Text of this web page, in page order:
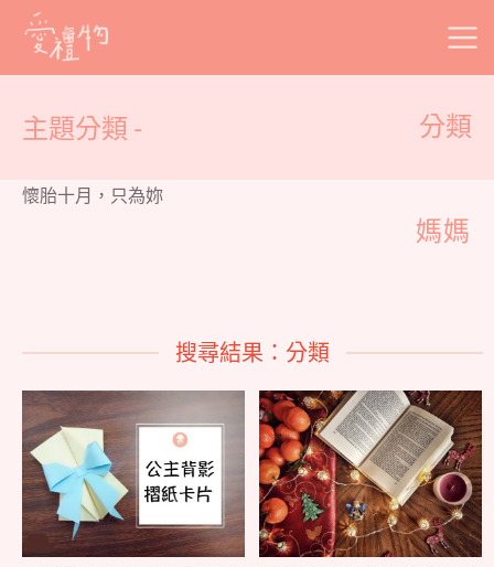
Skip
主題分類 - 分類
媽媽
懷胎十月，只為妳
搜尋結果：分類